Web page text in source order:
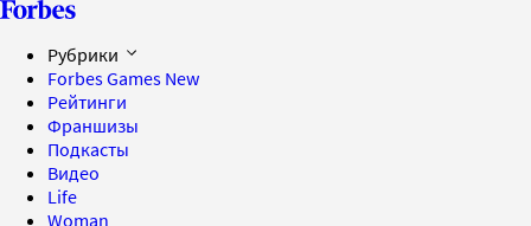
Рубрики
Forbes Games New
Рейтинги
Франшизы
Подкасты
Видео
Life
Woman